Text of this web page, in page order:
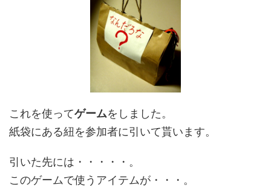
これを使ってゲームをしました。
紙袋にある紐を参加者に引いて貰います。
引いた先には・・・・・。
このゲームで使うアイテムが・・・。